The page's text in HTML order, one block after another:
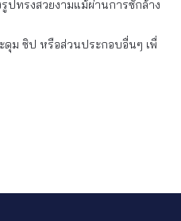
ปทรงสวยงามแม้ผ่านการซักล้าง
ม ซิป หรือส่วนประกอบอื่นๆ เพื่